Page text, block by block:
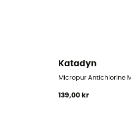
Katadyn
Micropur Antichlorine
139,00 kr